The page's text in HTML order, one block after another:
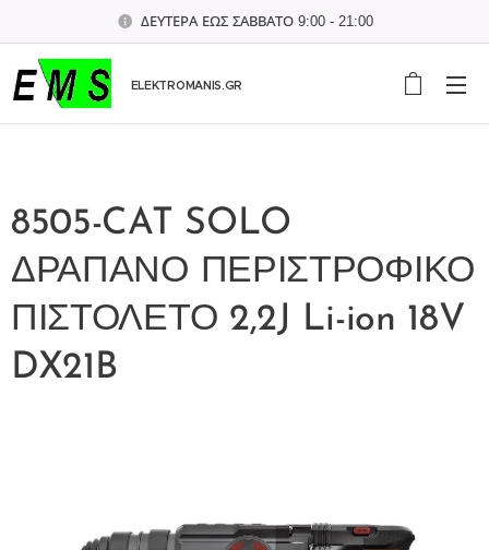
ΔΕΥΤΕΡΑ ΕΩΣ ΣΑΒΒΑΤΟ 9:00 - 21:00
ELEKTROMANIS.GR
8505-CAT SOLO
ΔΡΑΠΑΝΟ ΠΕΡΙΣΤΡΟΦΙΚΟ
ΠΙΣΤΟΛΕΤΟ 2,2J Li-ion 18V
DX21B